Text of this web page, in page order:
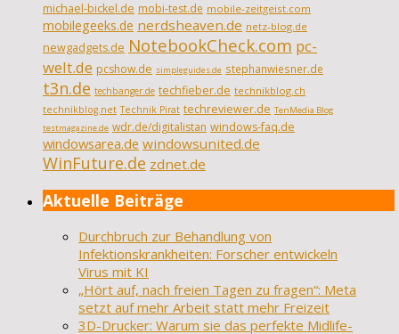
michael-bickel.de mobi-test.de mobile-zeitgeist.com
mobilegeeks.de nerdsheaven.de netz-blog.de
newgadgets.de NotebookCheck.com pc-
welt.de pcshow.de simpleguides.de stephanwiesner.de
t3n.de techbanger.de techfieber.de technikblog.ch
technikblog.net Technik Pirat techreviewer.de TenMedia Blog
testmagazine.de wdr.de/digitalistan windows-faq.de
windowsarea.de windowsunited.de
WinFuture.de zdnet.de
Aktuelle Beiträge
Durchbruch zur Behandlung von
Infektionskrankheiten: Forscher entwickeln
Virus mit KI
„Hört auf, nach freien Tagen zu fragen“: Meta
setzt auf mehr Arbeit statt mehr Freizeit
3D-Drucker: Warum sie das perfekte Midlife-